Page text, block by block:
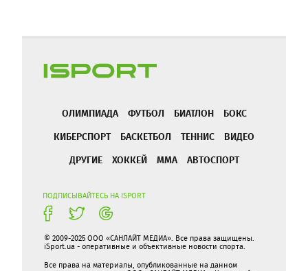
ОЛИМПИАДА ФУТБОЛ БИАТЛОН
БОКС
КИБЕРСПОРТ
БАСКЕТБОЛ ТЕННИС
ВИДЕО
ДРУГИЕ
ХОККЕЙ ММА АВТОСПОРТ
ПОДПИСЫВАЙТЕСЬ НА ISPORT
© 2009-2025 ООО «САНЛАЙТ МЕДИА». Все права защищены.
iSport.ua - оперативные и объективные новости спорта.
Все права на материалы, опубликованные на данном